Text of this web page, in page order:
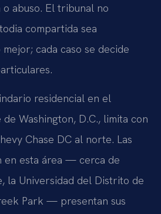
abuso. El tribunal no
compartida sea
cada caso se decide
residencial en el
Washington, D.C., limita con
Chase DC al norte. Las
en esta área — cerca de
la Universidad del Distrito de
Park — presentan sus